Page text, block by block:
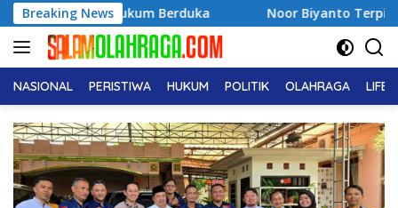
Langsung
ke
konten
Breaking News
Berduka Noor Biyanto Terpilih Aklamasi
NASIONAL PERISTIWA HUKUM POLITIK OLAHRAGA